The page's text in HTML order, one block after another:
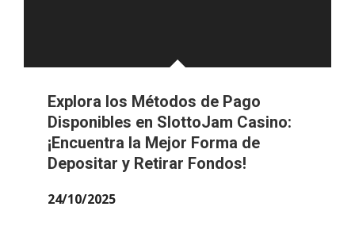
Explora los Métodos de Pago
Disponibles en SlottoJam Casino:
¡Encuentra la Mejor Forma de
Depositar y Retirar Fondos!
24/10/2025